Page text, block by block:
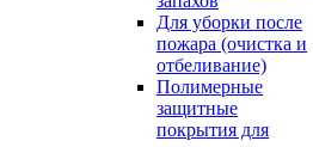
Для уборки после
пожара (очистка и
отбеливание)
Полимерные
защитные
покрытия для